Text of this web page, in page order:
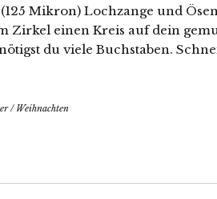
Mikron) Lochzange und Ösen
Zirkel einen Kreis auf dein
du viele Buchstaben.
/ Weihnachten